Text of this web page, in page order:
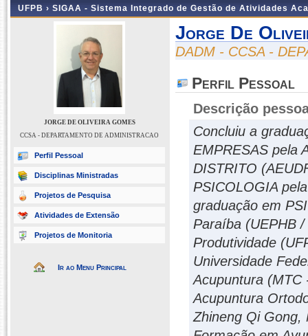
UFPB › SIGAA - Sistema Integrado de Gestão de Atividades
JORGE DE OLIVEIRA GOMES
CCSA - DEPARTAMENTO DE ADMINISTRACAO
Perfil Pessoal
Disciplinas Ministradas
Projetos de Pesquisa
Atividades de Extensão
Projetos de Monitoria
Ir ao Menu Principal
Jorge De
DADM - CCSA -
Perfil Pessoal
Descrição
Concluiu a
EMPRESAS pela
DISTRITO
PSICOLOGIA
graduação em
Paraíba (UEPHB
Produtividade
Universidade
Acupuntura (MTC
Acupuntura
Zhineng Qi Gong,